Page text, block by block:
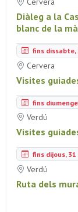
Diàleg a la
blanc de la mà
fins dissabte,
Cervera
Visites
fins
Verdú
Visites
fins dijous,
Verdú
Ruta dels